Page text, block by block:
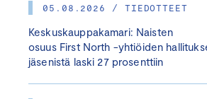
05.08.2026 / TIEDOTTEET
Keskuskauppakamari: Naisten
osuus First North -yhtiöiden
jäsenistä laski 27 prosenttiin